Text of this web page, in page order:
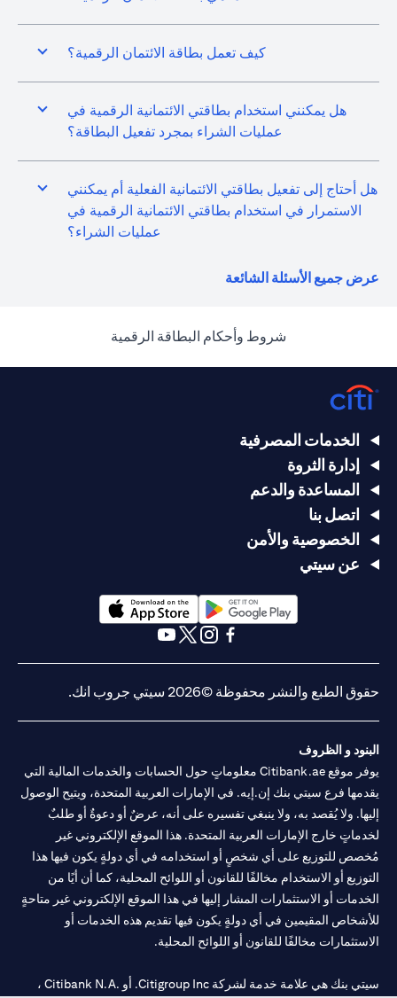
كيف تعمل بطاقة الائتمان الرقمية؟
هل يمكنني استخدام بطاقتي الائتمانية الرقمية في
عمليات الشراء بمجرد تفعيل البطاقة؟
هل أحتاج إلى تفعيل بطاقتي الائتمانية الفعلية أم يمكنني
الاستمرار في استخدام بطاقتي الائتمانية الرقمية في
عمليات الشراء؟
عرض جميع الأسئلة الشائعة
شروط وأحكام البطاقة الرقمية
الخدمات المصرفية
إدارة الثروة
المساعدة والدعم
اتصل بنا
الخصوصية والأمن
عن سيتي
opens in a new tab
opens in a new tab
حقوق الطبع والنشر محفوظة ©2026 سيتي جروب انك.
البنود و الظروف
يوفر موقع Citibank.ae معلوماتٍ حول الحسابات والخدمات المالية التي
يقدمها فرع سيتي بنك إن.إيه. في الإمارات العربية المتحدة، ويتيح الوصول
إليها. ولا يُقصد به، ولا ينبغي تفسيره على أنه، عرضٌ أو دعوةٌ أو طلبٌ
لخدماتٍ خارج الإمارات العربية المتحدة. هذا الموقع الإلكتروني غير
مُخصص للتوزيع على أي شخصٍ أو استخدامه في أي دولةٍ يكون فيها هذا
التوزيع أو الاستخدام مخالفًا للقانون أو اللوائح المحلية، كما أن أيًا من
الخدمات أو الاستثمارات المشار إليها في هذا الموقع الإلكتروني غير متاحةٍ
للأشخاص المقيمين في أي دولةٍ يكون فيها تقديم هذه الخدمات أو
الاستثمارات مخالفًا للقانون أو اللوائح المحلية.
سيتي بنك هي علامة خدمة لشركة Citigroup Inc. أو .Citibank N.A ،